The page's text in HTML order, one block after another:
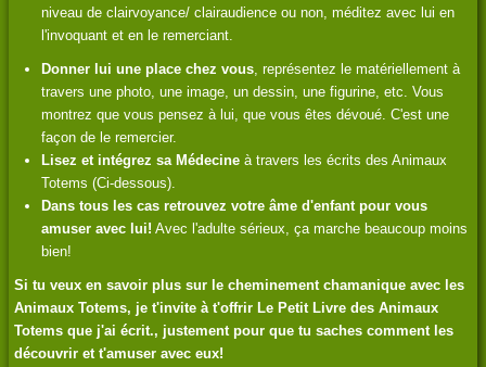
niveau de clairvoyance/ clairaudience ou non, méditez avec lui en
l'invoquant et en le remerciant.
Donner lui une place chez vous, représentez le matériellement à
travers une photo, une image, un dessin, une figurine, etc. Vous
montrez que vous pensez à lui, que vous êtes dévoué. C'est une
façon de le remercier.
Lisez et intégrez sa Médecine à travers les écrits des Animaux
Totems (Ci-dessous).
Dans tous les cas retrouvez votre âme d'enfant pour vous
amuser avec lui! Avec l'adulte sérieux, ça marche beaucoup moins
bien!
Si tu veux en savoir plus sur le cheminement chamanique avec les
Animaux Totems, je t'invite à t'offrir Le Petit Livre des Animaux
Totems que j'ai écrit., justement pour que tu saches comment les
découvrir et t'amuser avec eux!